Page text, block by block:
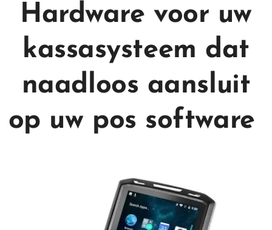
Hardware voor uw
kassasysteem dat
naadloos aansluit
op uw pos software